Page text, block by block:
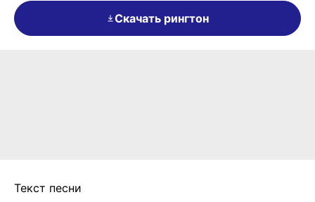
Скачать рингтон
Текст песни